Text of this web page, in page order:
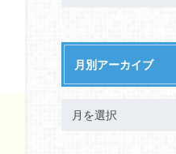
月別アーカイブ